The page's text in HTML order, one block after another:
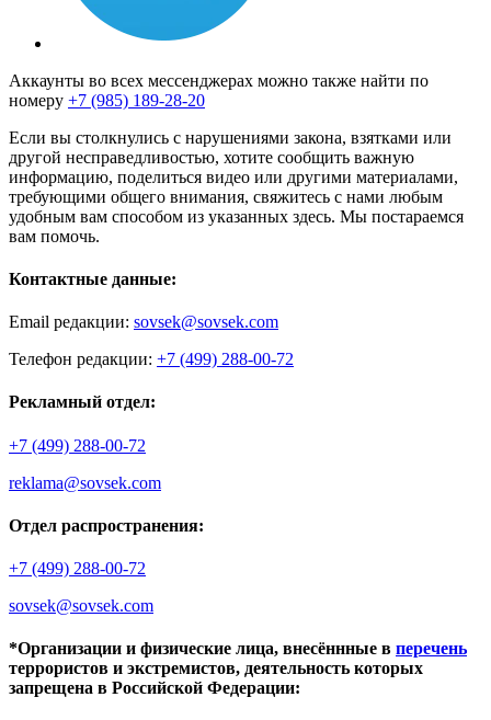
Аккаунты во всех мессенджерах можно также найти по
номеру +7 (985) 189-28-20
Если вы столкнулись с нарушениями закона, взятками или
другой несправедливостью, хотите сообщить важную
информацию, поделиться видео или другими материалами,
требующими общего внимания, свяжитесь с нами любым
удобным вам способом из указанных здесь. Мы постараемся
вам помочь.
Контактные данные:
Email редакции: sovsek@sovsek.com
Телефон редакции: +7 (499) 288-00-72
Рекламный отдел:
+7 (499) 288-00-72
reklama@sovsek.com
Отдел распространения:
+7 (499) 288-00-72
sovsek@sovsek.com
*Организации и физические лица, внесённные в перечень
террористов и экстремистов, деятельность которых
запрещена в Российской Федерации: